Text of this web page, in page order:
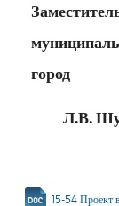
Л.В.
15-54 Проект